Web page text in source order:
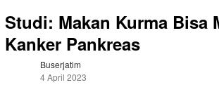
Studi: Makan Kurma Bisa
Kanker Pankreas
Buserjatim
4 April 2023